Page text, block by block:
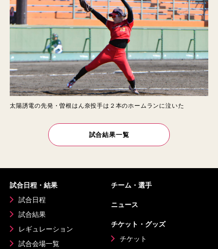
太陽誘電の先発・曽根はん奈投手は２本のホームランに泣いた
試合結果一覧
試合日程・結果
試合日程
試合結果
レギュレーション
試合会場一覧
チーム・選手
ニュース
チケット・グッズ
チケット